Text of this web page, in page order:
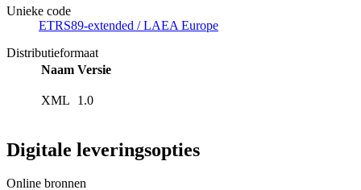
Unieke code
ETRS89-extended / LAEA Europe
Distributieformaat
Naam Versie
XML 1.0
Digitale leveringsopties
Online bronnen